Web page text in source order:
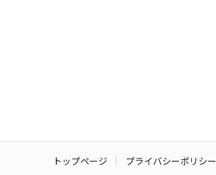
トップページ プライバシーポリシー